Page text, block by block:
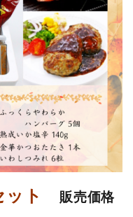
ット 販売価格